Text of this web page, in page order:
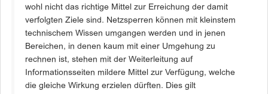
wohl nicht das richtige Mittel zur Erreichung der damit
verfolgten Ziele sind. Netzsperren können mit kleinstem
technischem Wissen umgangen werden und in jenen
Bereichen, in denen kaum mit einer Umgehung zu
rechnen ist, stehen mit der Weiterleitung auf
Informationsseiten mildere Mittel zur Verfügung, welche
die gleiche Wirkung erzielen dürften. Dies gilt